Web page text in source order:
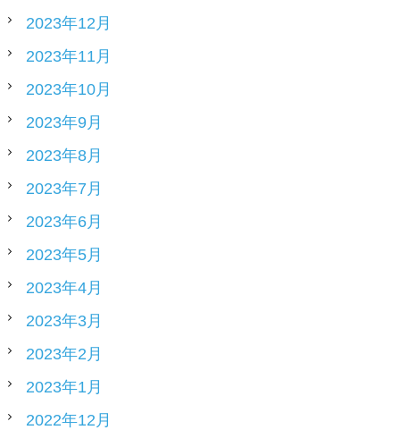
2023年12月
2023年11月
2023年10月
2023年9月
2023年8月
2023年7月
2023年6月
2023年5月
2023年4月
2023年3月
2023年2月
2023年1月
2022年12月